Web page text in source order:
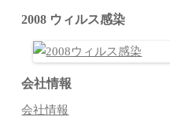
2008 ウィルス感染
会社情報
会社情報